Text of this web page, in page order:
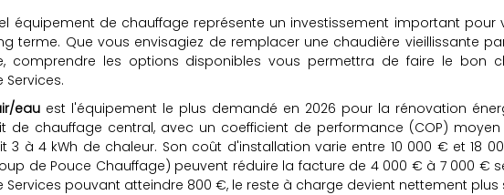
équipement de chauffage représente un investissement important
terme. Que vous envisagiez de remplacer une chaudière vieillissante
comprendre les options disponibles vous permettra de faire le bon
Services.
eau est l'équipement le plus demandé en 2026 pour la rénovation
de chauffage central, avec un coefficient de performance (COP)
3 à 4 kWh de chaleur. Son coût d'installation varie entre 10 000 € et 18
de Pouce Chauffage) peuvent réduire la facture de 4 000 € à 7 000
Services pouvant atteindre 800 €, le reste à charge devient nettement